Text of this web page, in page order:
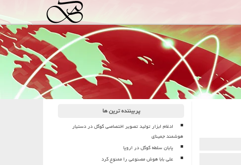
پربیننده ترین ها
ادغام ابزار تولید تصویر اختصاصی گوگل در دستیار
هوشمند جمینای
پایان سلطه گوگل در اروپا
علی بابا هوش مصنوعی را ممنوع کرد